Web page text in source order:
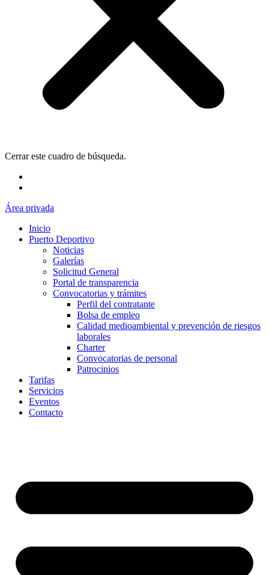
Cerrar este cuadro de búsqueda.
Área privada
Inicio
Puerto Deportivo
Noticias
Galerías
Solicitud General
Portal de transparencia
Convocatorias y trámites
Perfil del contratante
Bolsa de empleo
Calidad medioambiental y prevención de riesgos
laborales
Charter
Convocatorias de personal
Patrocinios
Tarifas
Servicios
Eventos
Contacto